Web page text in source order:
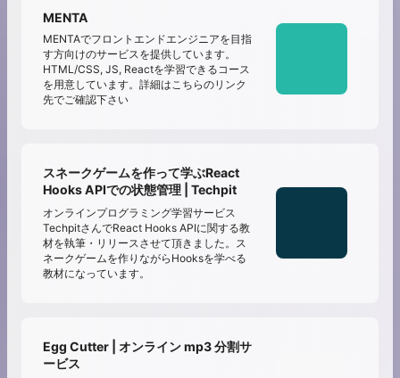
MENTA
MENTAでフロントエンドエンジニアを目指
す方向けのサービスを提供しています。
HTML/CSS, JS, Reactを学習できるコース
を用意しています。詳細はこちらのリンク
先でご確認下さい
スネークゲームを作って学ぶReact
Hooks APIでの状態管理 | Techpit
オンラインプログラミング学習サービス
TechpitさんでReact Hooks APIに関する教
材を執筆・リリースさせて頂きました。ス
ネークゲームを作りながらHooksを学べる
教材になっています。
Egg Cutter | オンライン mp3 分割サ
ービス